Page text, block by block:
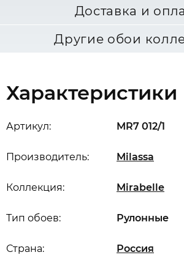
Доставка и
Другие обои
Характеристики
Артикул: MR7 012/1
Производитель: Milassa
Коллекция: Mirabelle
Страна: Россия
Тип обоев: Рулонные